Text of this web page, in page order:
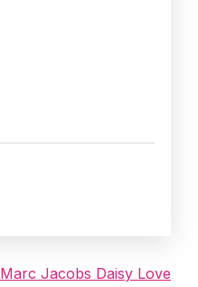
Marc Jacobs Daisy Love